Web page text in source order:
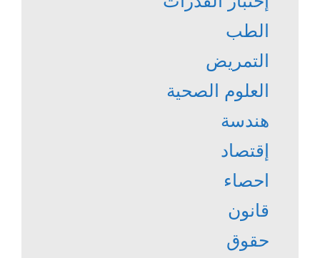
الطب
التمريض
العلوم الصحية
هندسة
إقتصاد
احصاء
قانون
حقوق